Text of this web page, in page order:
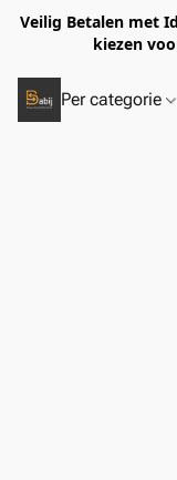
Veilig Betalen met
kiezen
Per categorie